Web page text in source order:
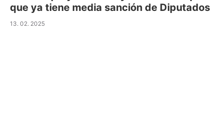
que ya tiene media sanción de Diputados
13. 02. 2025